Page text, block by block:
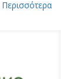
Περισσότερα